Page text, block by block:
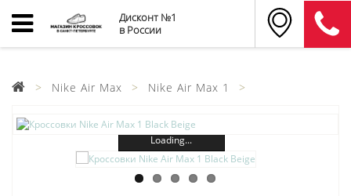
Дисконт №1
в России
Nike Air Max Nike Air Max 1
Loading...